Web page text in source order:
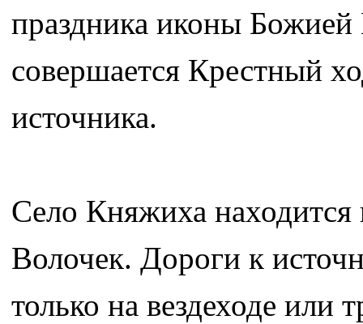
праздника иконы
совершается Крестный
источника.
Село Княжиха
Волочек. Дороги к
только на вездеходе или